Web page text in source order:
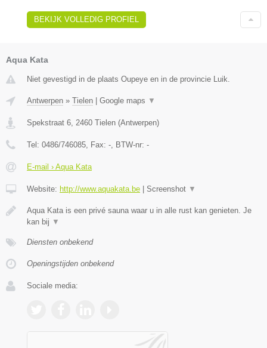
BEKIJK VOLLEDIG PROFIEL
Aqua Kata
Niet gevestigd in de plaats Oupeye en in de provincie Luik.
Antwerpen » Tielen Google maps ▼
Spekstraat 6, 2460 Tielen (Antwerpen)
Tel: 0486/746085, Fax: -, BTW-nr: -
E-mail › Aqua Kata
Website: http://www.aquakata.be Screenshot ▼
Aqua Kata is een privé sauna waar u in alle rust kan genieten. Je
kan bij ▼
Diensten onbekend
Openingstijden onbekend
Sociale media: